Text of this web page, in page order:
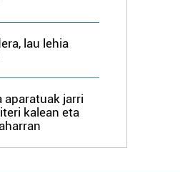
eta hirugarrenen cookie-
Zure esperientzia eta
cookie teknologiaz
gero, teknologia hori
ematen diguzu.
lau lehia
aparatuak jarri
kalean eta